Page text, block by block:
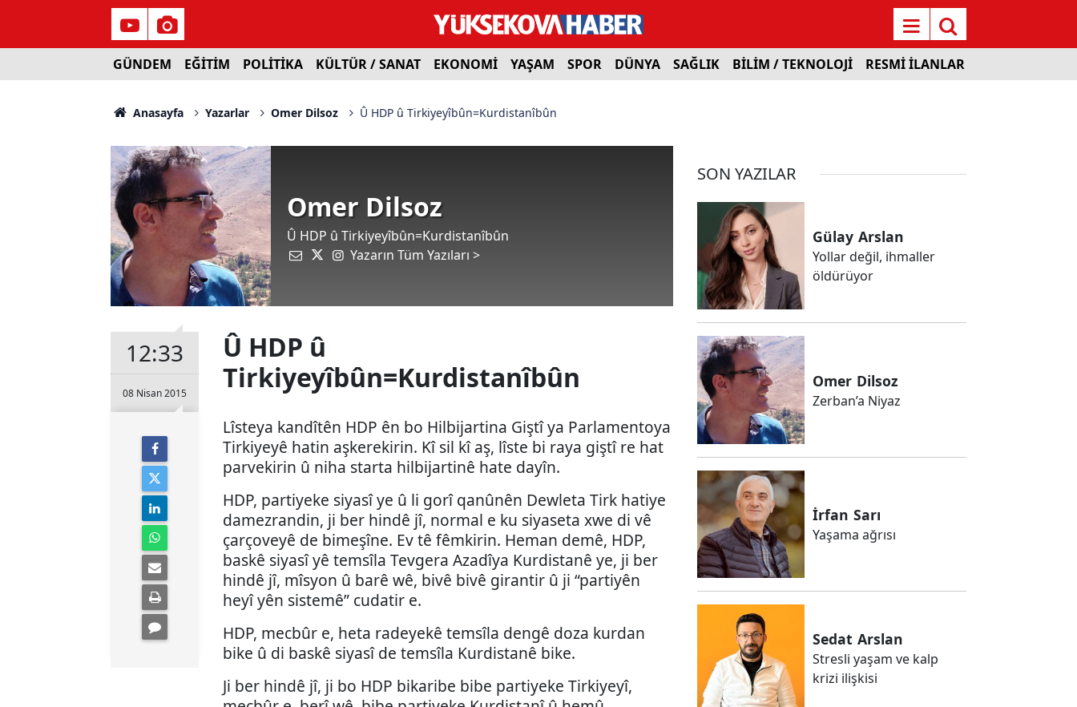
GÜNDEM EĞİTİM POLİTİKA KÜLTÜR / SANAT EKONOMİ YAŞAM SPOR DÜNYA SAĞLIK BİLİM / TEKNOLOJİ RESMİ İLANLAR
Anasayfa Yazarlar Omer Dilsoz Û HDP û Tirkiyeyîbûn=Kurdistanîbûn
Omer Dilsoz
Û HDP û Tirkiyeyîbûn=Kurdistanîbûn
Yazarın Tüm Yazıları >
12:33
08 Nisan 2015
Û HDP û
Tirkiyeyîbûn=Kurdistanîbûn
Lîsteya kandîtên HDP ên bo Hilbijartina Giştî ya Parlamentoya
Tirkiyeyê hatin aşkerekirin. Kî sil kî aş, lîste bi raya giştî re hat
parvekirin û niha starta hilbijartinê hate dayîn.
HDP, partiyeke siyasî ye û li gorî qanûnên Dewleta Tirk hatiye
damezrandin, ji ber hindê jî, normal e ku siyaseta xwe di vê
çarçoveyê de bimeşîne. Ev tê fêmkirin. Heman demê, HDP,
baskê siyasî yê temsîla Tevgera Azadîya Kurdistanê ye, ji ber
hindê jî, mîsyon û barê wê, bivê bivê girantir û ji “partiyên
heyî yên sistemê” cudatir e.
HDP, mecbûr e, heta radeyekê temsîla dengê doza kurdan
bike û di baskê siyasî de temsîla Kurdistanê bike.
Ji ber hindê jî, ji bo HDP bikaribe bibe partiyeke Tirkiyeyî,
SON YAZILAR
Gülay Arslan
Yollar değil, ihmaller
öldürüyor
Omer Dilsoz
Zerban’a Niyaz
İrfan Sarı
Yaşama ağrısı
Sedat Arslan
Stresli yaşam ve kalp
krizi ilişkisi